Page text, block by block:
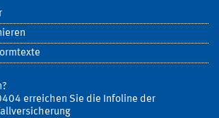
erreichen Sie die Infoline der